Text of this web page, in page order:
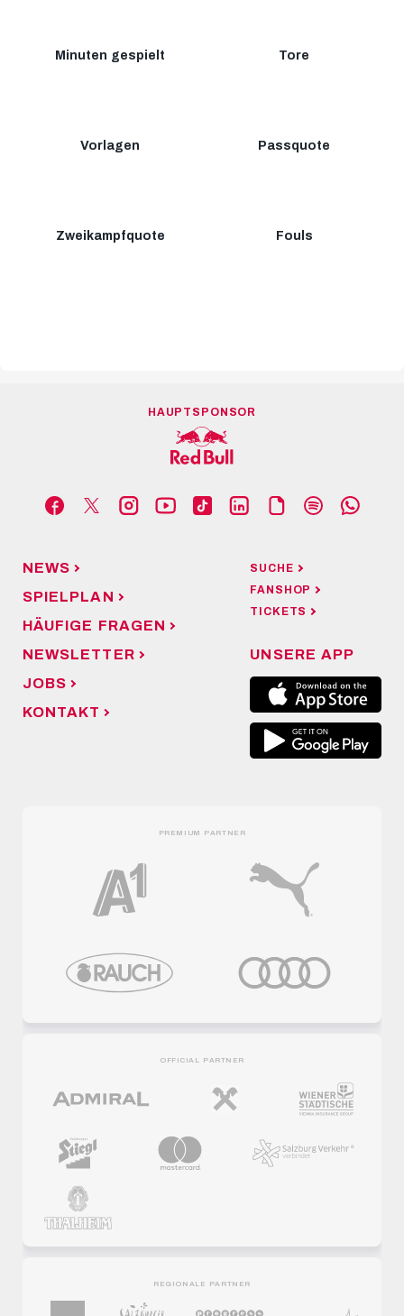
Minuten gespielt Tore
Vorlagen Passquote
Zweikampfquote Fouls
HAUPTSPONSOR
NEWS
SPIELPLAN
HÄUFIGE FRAGEN
NEWSLETTER
JOBS
KONTAKT
SUCHE
FANSHOP
TICKETS
UNSERE APP
PREMIUM PARTNER
OFFICIAL PARTNER
REGIONALE PARTNER